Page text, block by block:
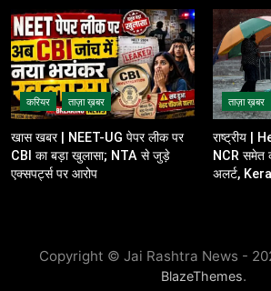
करियर ताज़ा ख़बर
खास खबर | NEET-UG पेपर लीक पर
CBI का बड़ा खुलासा; NTA से जुड़े
एक्सपर्ट्स पर आरोप
ताज़ा ख़बर
राष्ट्रीय |
NCR समेत
अलर्ट,
Copyright © Jai Rashtra News -
BlazeThemes.